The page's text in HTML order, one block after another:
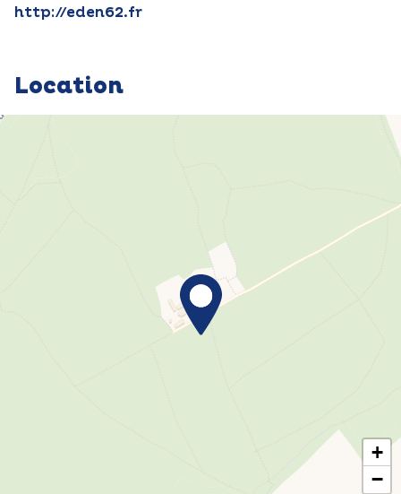
http://eden62.fr
Location
+
−